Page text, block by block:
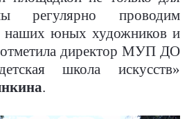
регулярно проводим
наших юных художников и
директор МУП ДО
школа искусств»
.